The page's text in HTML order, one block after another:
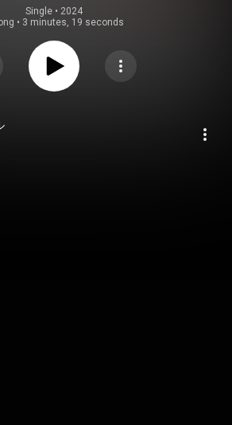
Single • 2024
• 3 minutes, 19 seconds